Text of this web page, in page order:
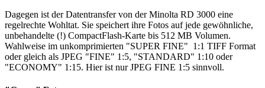
Dagegen ist der Datentransfer von der Minolta RD 3000 eine
regelrechte Wohltat. Sie speichert ihre Fotos auf jede gewöhnliche,
unbehandelte (!) CompactFlash-Karte bis 512 MB Volumen.
Wahlweise im unkomprimierten "SUPER FINE" 1:1 TIFF Format
oder gleich als JPEG "FINE" 1:5, "STANDARD" 1:10 oder
"ECONOMY" 1:15. Hier ist nur JPEG FINE 1:5 sinnvoll.